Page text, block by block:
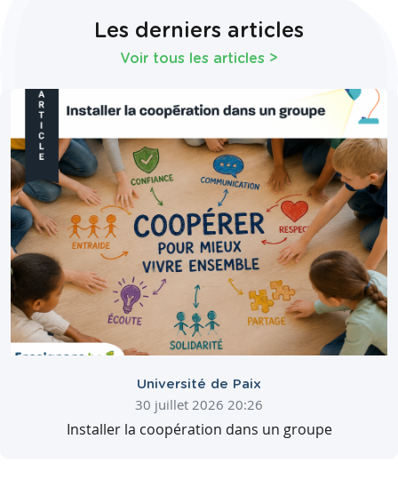
Les derniers articles
Voir tous les articles >
Université de Paix
30 juillet 2026 20:26
Installer la coopération dans un groupe